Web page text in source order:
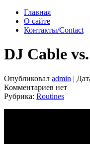
Главная
О сайте
Контакты/Contact
DJ Cable
Опубликовал admin |
Комментариев нет
Рубрика: Routines